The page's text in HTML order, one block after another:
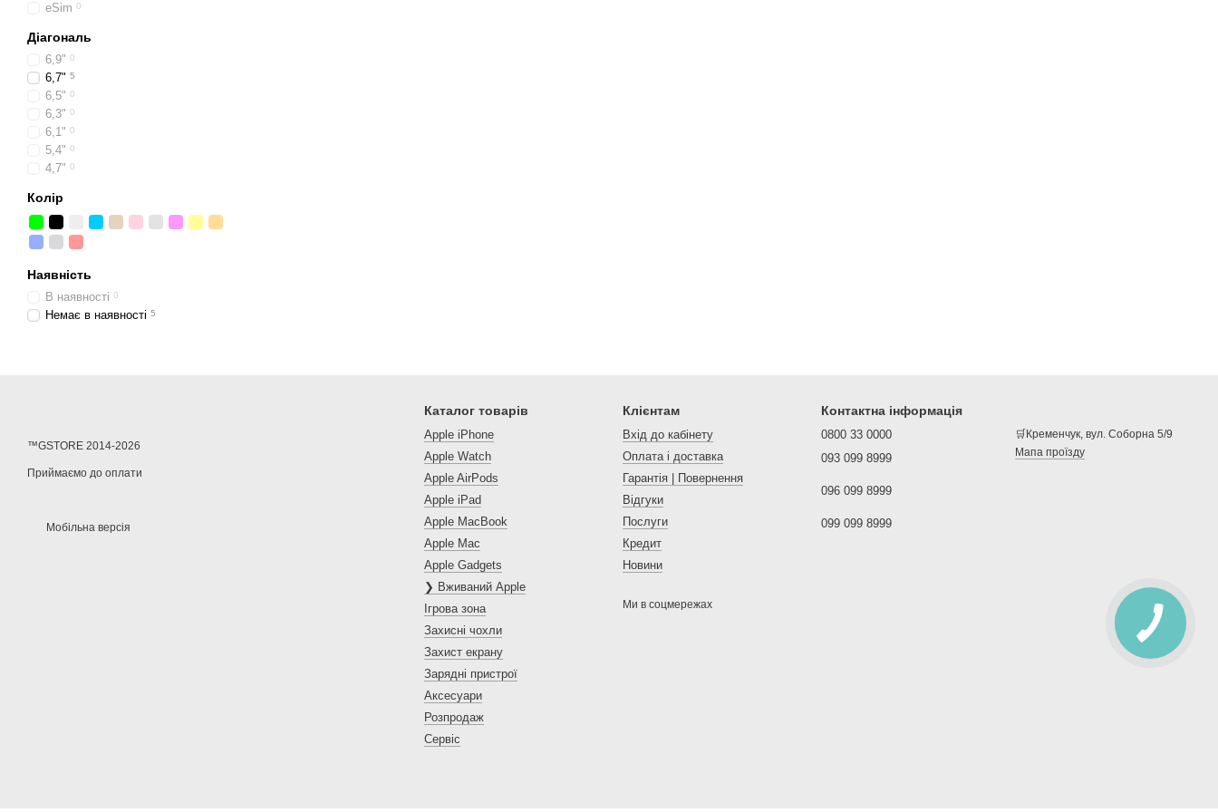
eSim 0
Діагональ
6,9" 0
6,7" 5
6,5" 0
6,3" 0
6,1" 0
5,4" 0
4,7" 0
Колір
Наявність
В наявності 0
Немає в наявності 5
™GSTORE 2014-2026
Приймаємо до оплати
Мобільна версія
Каталог товарів
Apple iPhone
Apple Watch
Apple AirPods
Apple iPad
Apple MacBook
Apple Mac
Apple Gadgets
❯ Вживаний Apple
Ігрова зона
Захисні чохли
Захист екрану
Зарядні пристрої
Аксесуари
Розпродаж
Сервіс
Клієнтам
Вхід до кабінету
Оплата і доставка
Гарантія | Повернення
Відгуки
Послуги
Кредит
Новини
Ми в соцмережах
Контактна інформація
0800 33 0000
093 099 8999
096 099 8999
099 099 8999
🛒Кременчук, вул. Соборна 5/9
Мапа проїзду